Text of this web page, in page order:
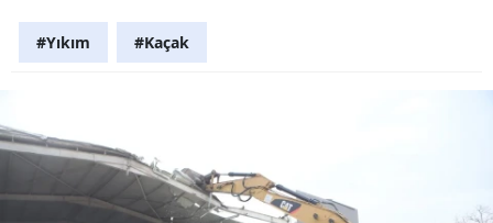
#Yıkım #Kaçak